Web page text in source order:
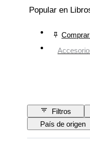
Popular en
Filtros
País de origen
Encuadernado